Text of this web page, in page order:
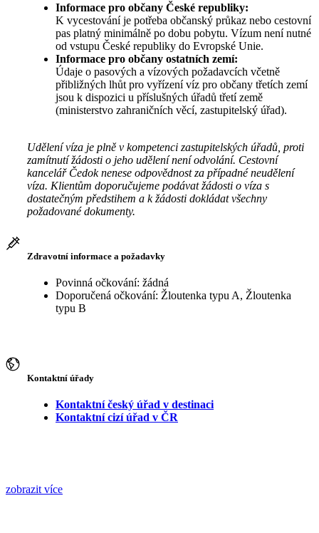
Informace pro občany České republiky:
K vycestování je potřeba občanský průkaz nebo cestovní
pas platný minimálně po dobu pobytu. Vízum není nutné
od vstupu České republiky do Evropské Unie.
Informace pro občany ostatních zemí:
Údaje o pasových a vízových požadavcích včetně
přibližných lhůt pro vyřízení víz pro občany třetích zemí
jsou k dispozici u příslušných úřadů třetí země
(ministerstvo zahraničních věcí, zastupitelský úřad).
Udělení víza je plně v kompetenci zastupitelských úřadů, proti
zamítnutí žádosti o jeho udělení není odvolání. Cestovní
kancelář Čedok nenese odpovědnost za případné neudělení
víza. Klientům doporučujeme podávat žádosti o víza s
dostatečným předstihem a k žádosti dokládat všechny
požadované dokumenty.
Zdravotní informace a požadavky
Povinná očkování: žádná
Doporučená očkování: Žloutenka typu A, Žloutenka
typu B
Kontaktní úřady
Kontaktní český úřad v destinaci
Kontaktní cizí úřad v ČR
zobrazit více